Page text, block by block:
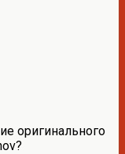
оригинального